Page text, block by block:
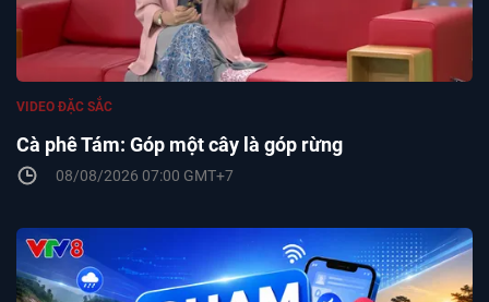
Cà phê Tám: Góp một cây là góp rừng
VIDEO ĐẶC SẮC
08/08/2026 07:00 GMT+7